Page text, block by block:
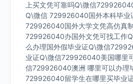
上买文凭可靠吗Q\微信
Q\微信 729926040国外本科毕业
729926040国外大学文凭高仿真
729926040办国外文凭可找工作
么办理国外假毕业证Q\微信
业证Q\微信729926040美国哪里
信729926040澳洲 哪里可以办理
729926040留学生在哪里买毕业